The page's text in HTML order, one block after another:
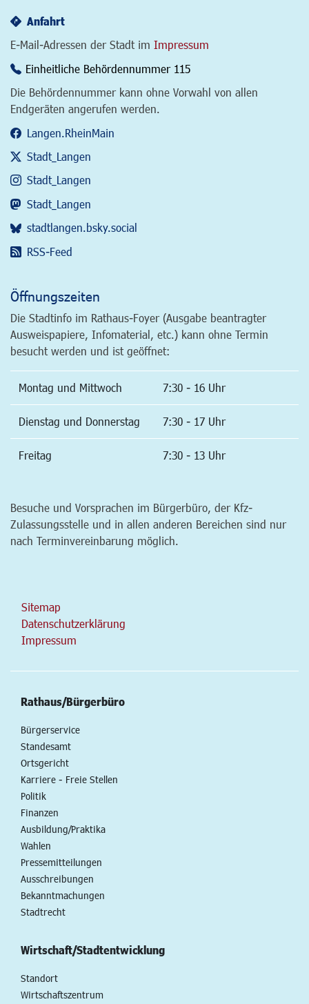
Anfahrt
E-Mail-Adressen der Stadt im Impressum
Einheitliche Behördennummer 115
Die Behördennummer kann ohne Vorwahl von allen
Endgeräten angerufen werden.
Langen.RheinMain
Stadt_Langen
Stadt_Langen
Stadt_Langen
stadtlangen.bsky.social
RSS-Feed
Öffnungszeiten
Die Stadtinfo im Rathaus-Foyer (Ausgabe beantragter
Ausweispapiere, Infomaterial, etc.) kann ohne Termin
besucht werden und ist geöffnet:
Montag und Mittwoch 7:30 - 16 Uhr
Dienstag und Donnerstag 7:30 - 17 Uhr
Freitag 7:30 - 13 Uhr
Besuche und Vorsprachen im Bürgerbüro, der Kfz-
Zulassungsstelle und in allen anderen Bereichen sind nur
nach Terminvereinbarung möglich.
Sitemap
Datenschutzerklärung
Impressum
Rathaus/Bürgerbüro
Bürgerservice
Standesamt
Ortsgericht
Karriere - Freie Stellen
Politik
Finanzen
Ausbildung/Praktika
Wahlen
Pressemitteilungen
Ausschreibungen
Bekanntmachungen
Stadtrecht
Wirtschaft/Stadtentwicklung
Standort
Wirtschaftszentrum